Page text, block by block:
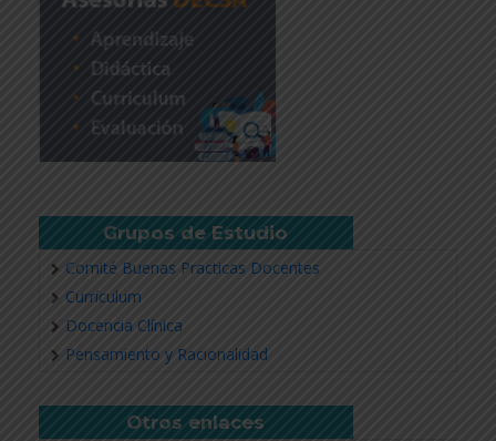
Grupos de Estudio
Comité Buenas Practicas Docentes
Currículum
Docencia Clínica
Pensamiento y Racionalidad
Otros enlaces